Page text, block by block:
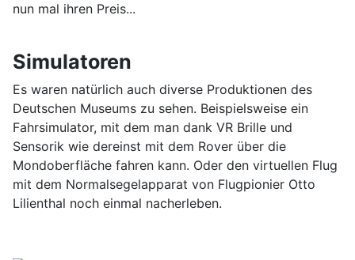
nun mal ihren Preis...
Simulatoren
Es waren natürlich auch diverse Produktionen des
Deutschen Museums zu sehen. Beispielsweise ein
Fahrsimulator, mit dem man dank VR Brille und
Sensorik wie dereinst mit dem Rover über die
Mondoberfläche fahren kann. Oder den virtuellen Flug
mit dem Normalsegelapparat von Flugpionier Otto
Lilienthal noch einmal nacherleben.